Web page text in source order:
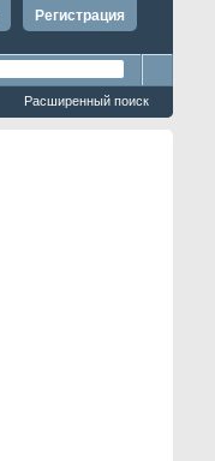
Регистрация
Расширенный поиск